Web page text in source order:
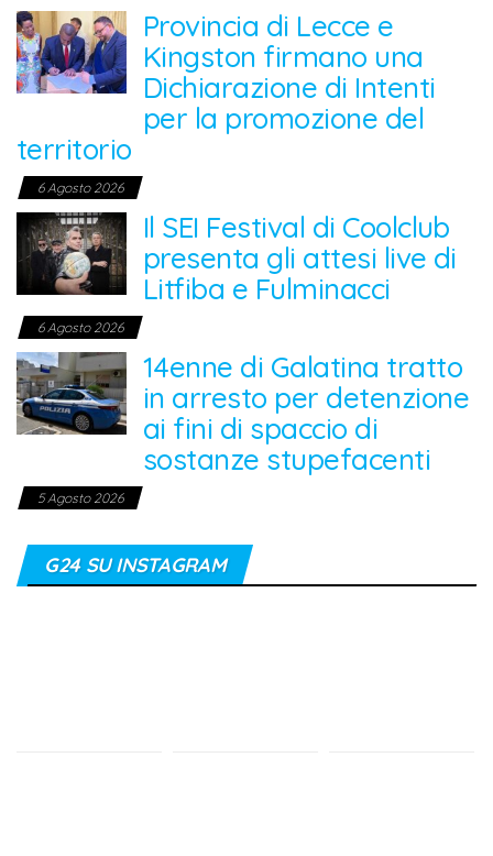
Provincia di Lecce e
Kingston firmano una
Dichiarazione di Intenti
per la promozione del
territorio
6 Agosto 2026
Il SEI Festival di Coolclub
presenta gli attesi live di
Litfiba e Fulminacci
6 Agosto 2026
14enne di Galatina tratto
in arresto per detenzione
ai fini di spaccio di
sostanze stupefacenti
5 Agosto 2026
G24 SU INSTAGRAM